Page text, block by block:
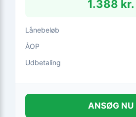
1.388 kr.
Lånebeløb
ÅOP
Udbetaling
ANSØG NU